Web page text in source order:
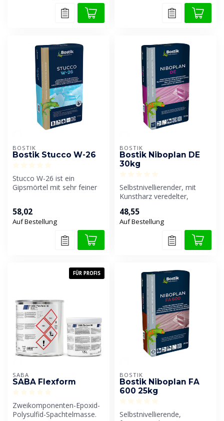
BOSTIK
Bostik Stucco W-26
Stucco W-26 ist ein
Gipsmörtel mit sehr feiner
58,02
Auf Bestellung
BOSTIK
Bostik Niboplan DE
30kg
Selbstnivellierender, mit
Kunstharz veredelter,
Gießboden. Geei...
48,55
Auf Bestellung
FÜR PROFIS
SABA
SABA Flexform
Zweikomponenten-Epoxid-
Polysulfid-Spachtelmasse.
BOSTIK
Bostik Niboplan FA
600 25kg
Selbstnivellierende,